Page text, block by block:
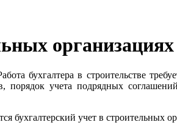
бухгалтера в строительстве
порядок учета подрядных
бухгалтерский учет в строительных